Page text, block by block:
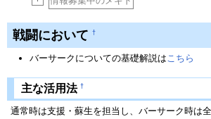
戦闘において †
バーサークについての基礎解説はこちら
主な活用法 †
通常時は支援・蘇生を担当し、バーサーク時は